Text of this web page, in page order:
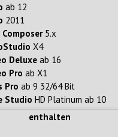
ab 12
2011
5.x
X4
Deluxe ab 16
Pro ab X1
Pro ab 9 32/64 Bit
Studio HD Platinum ab 10
enthalten